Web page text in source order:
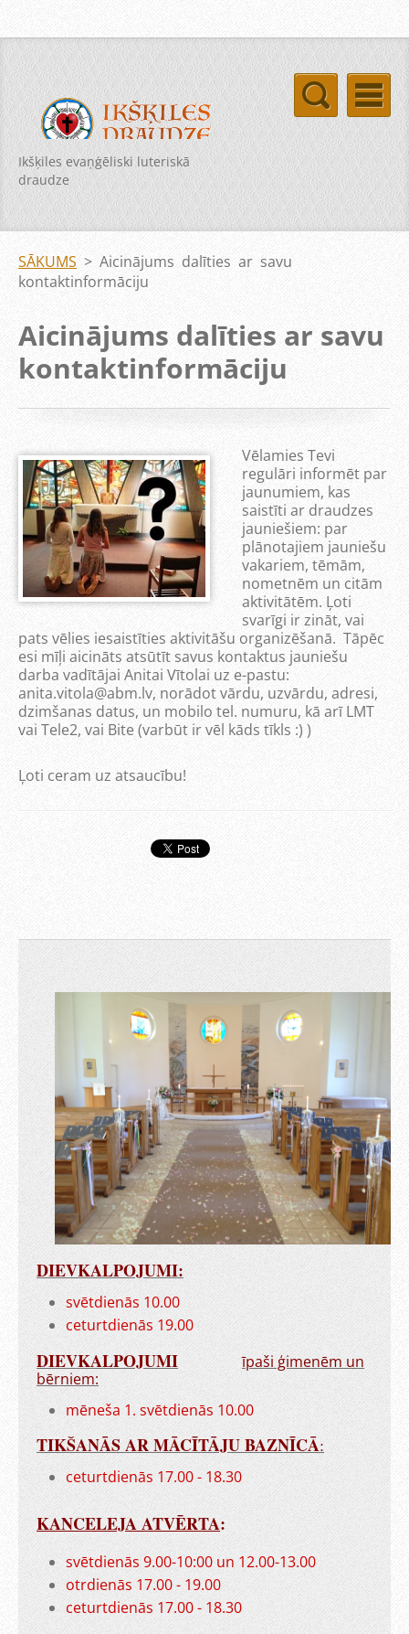
Ikšķiles evaņģēliski luteriskā
draudze
SĀKUMS > Aicinājums dalīties ar savu
kontaktinformāciju
Aicinājums dalīties ar savu
kontaktinformāciju
Vēlamies Tevi
regulāri informēt par
jaunumiem, kas
saistīti ar draudzes
jauniešiem: par
plānotajiem jauniešu
vakariem, tēmām,
nometnēm un citām
aktivitātēm. Ļoti
svarīgi ir zināt, vai
pats vēlies iesaistīties aktivitāšu organizēšanā. Tāpēc
esi mīļi aicināts atsūtīt savus kontaktus jauniešu
darba vadītājai Anitai Vītolai uz e-pastu:
anita.vitola@abm.lv, norādot vārdu, uzvārdu, adresi,
dzimšanas datus, un mobilo tel. numuru, kā arī LMT
vai Tele2, vai Bite (varbūt ir vēl kāds tīkls :) )
Ļoti ceram uz atsaucību!
DIEVKALPOJUMI:
svētdienās 10.00
ceturtdienās 19.00
DIEVKALPOJUMI
īpaši ģimenēm un
bērniem:
mēneša 1. svētdienās 10.00
TIKŠANĀS AR MĀCĪTĀJU BAZNĪCĀ:
ceturtdienās 17.00 - 18.30
KANCELEJA ATVĒRTA:
svētdienās 9.00-10:00 un 12.00-13.00
otrdienās 17.00 - 19.00
ceturtdienās 17.00 - 18.30